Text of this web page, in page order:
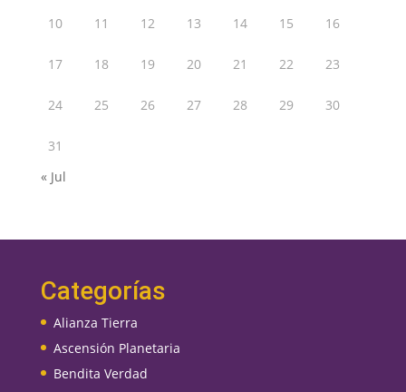
10 11 12 13 14 15 16
17 18 19 20 21 22 23
24 25 26 27 28 29 30
31
« Jul
Categorías
Alianza Tierra
Ascensión Planetaria
Bendita Verdad